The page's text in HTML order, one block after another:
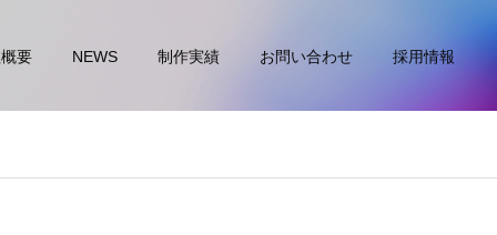
要 NEWS 制作実績 お問い合わせ 採用情報